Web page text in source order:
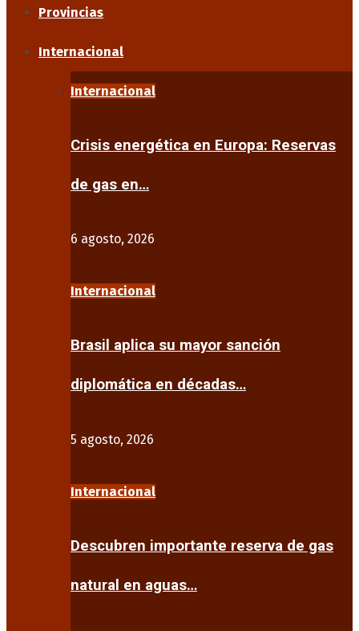
Provincias
Internacional
Internacional
Crisis energética en Europa: Reservas
de gas en…
6 agosto, 2026
Internacional
Brasil aplica su mayor sanción
diplomática en décadas…
5 agosto, 2026
Internacional
Descubren importante reserva de gas
natural en aguas…